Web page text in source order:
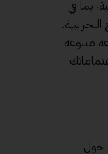
بما في
متنوعة
حول